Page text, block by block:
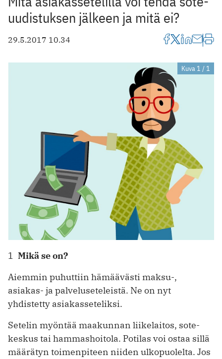
uudistuksen jälkeen ja mitä ei?
29.5.2017 10.34
Kuva 1 / 1
1 Mikä se on?
Aiemmin puhuttiin hämäävästi maksu-,
asiakas- ja palveluseteleistä. Ne on nyt
yhdistetty asiakasseteliksi.
Setelin myöntää maakunnan liike­laitos, sote-
keskus tai hammashoitola. Potilas voi ostaa sillä
määrätyn toimenpiteen niiden ulkopuolelta. Jos